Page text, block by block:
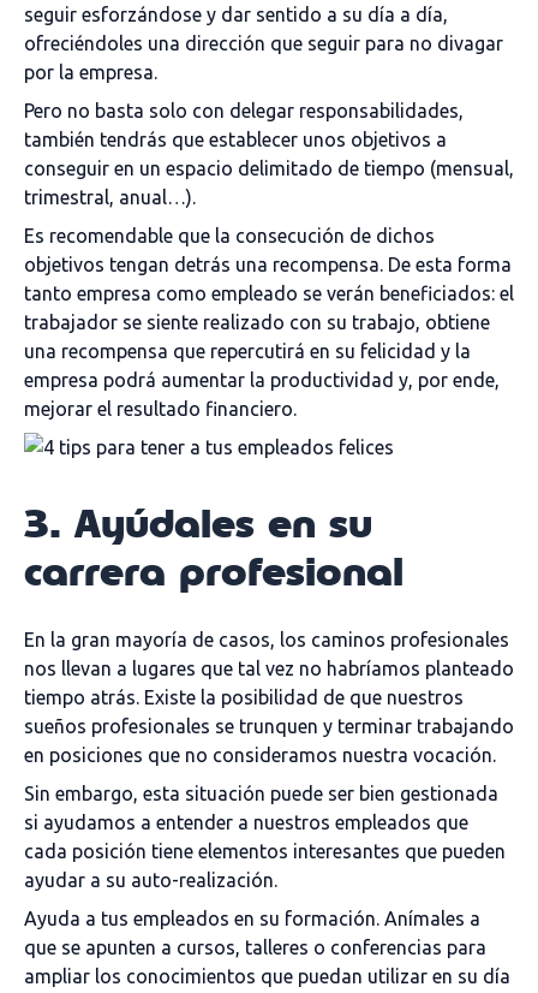
seguir esforzándose y dar sentido a su día a día,
ofreciéndoles una dirección que seguir para no divagar
por la empresa.
Pero no basta solo con delegar responsabilidades,
también tendrás que establecer unos objetivos a
conseguir en un espacio delimitado de tiempo (mensual,
trimestral, anual…).
Es recomendable que la consecución de dichos
objetivos tengan detrás una recompensa. De esta forma
tanto empresa como empleado se verán beneficiados: el
trabajador se siente realizado con su trabajo, obtiene
una recompensa que repercutirá en su felicidad y la
empresa podrá aumentar la productividad y, por ende,
mejorar el resultado financiero.
3. Ayúdales en su
carrera profesional
En la gran mayoría de casos, los caminos profesionales
nos llevan a lugares que tal vez no habríamos planteado
tiempo atrás. Existe la posibilidad de que nuestros
sueños profesionales se trunquen y terminar trabajando
en posiciones que no consideramos nuestra vocación.
Sin embargo, esta situación puede ser bien gestionada
si ayudamos a entender a nuestros empleados que
cada posición tiene elementos interesantes que pueden
ayudar a su auto-realización.
Ayuda a tus empleados en su formación. Anímales a
que se apunten a cursos, talleres o conferencias para
ampliar los conocimientos que puedan utilizar en su día